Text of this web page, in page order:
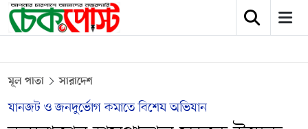
মূল পাতা সারাদেশ
যানজট ও জনদুর্ভোগ কমাতে বিশেষ অভিযান